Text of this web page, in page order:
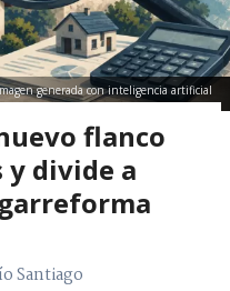
generada con inteligencia artificial
flanco
divide a
Santiago